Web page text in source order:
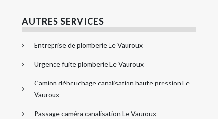
AUTRES SERVICES
Entreprise de plomberie Le Vauroux
Urgence fuite plomberie Le Vauroux
Camion débouchage canalisation haute pression Le
Vauroux
Passage caméra canalisation Le Vauroux